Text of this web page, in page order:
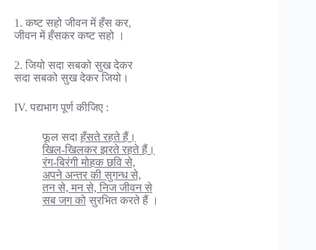
1. कष्ट सहो जीवन में हँस कर,
जीवन में हँसकर कष्ट सहो ।
2. जियो सदा सबको सुख देकर
सदा सबको सुख देकर जियो।
IV. पद्यभाग पूर्ण कीजिए :
फूल सदा हँसते रहते हैं।
खिल-खिलकर झरते रहते हैं।
रंग-बिरंगी मोहक छवि से,
अपने अन्तर की सुगन्ध से,
तन से, मन से, निज जीवन से
सब जग को सुरभित करते हैं ।